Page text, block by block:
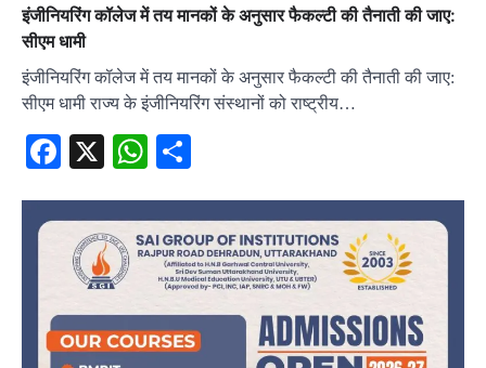
इंजीनियरिंग कॉलेज में तय मानकों के अनुसार फैकल्टी की तैनाती की जाए:
सीएम धामी
इंजीनियरिंग कॉलेज में तय मानकों के अनुसार फैकल्टी की तैनाती की जाए:
सीएम धामी राज्य के इंजीनियरिंग संस्थानों को राष्ट्रीय…
Facebook
X WhatsApp